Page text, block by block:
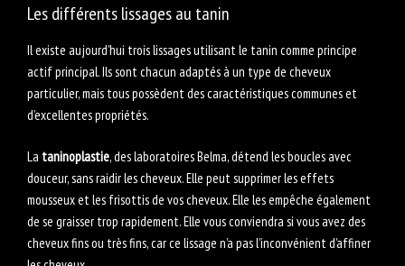
Les différents lissages au tanin
Il existe aujourd’hui trois lissages utilisant le tanin comme principe
actif principal. Ils sont chacun adaptés à un type de cheveux
particulier, mais tous possèdent des caractéristiques communes et
d’excellentes propriétés.
La taninoplastie, des laboratoires Belma, détend les boucles avec
douceur, sans raidir les cheveux. Elle peut supprimer les effets
mousseux et les frisottis de vos cheveux. Elle les empêche également
de se graisser trop rapidement. Elle vous conviendra si vous avez des
cheveux fins ou très fins, car ce lissage n’a pas l’inconvénient d’affiner